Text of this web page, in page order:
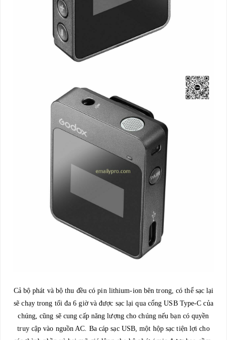
Cả bộ phát và bộ thu đều có pin lithium-ion bên trong, có thể sạc lại
sẽ chạy trong tối đa 6 giờ và được sạc lại qua cổng USB Type-C của
chúng, cũng sẽ cung cấp năng lượng cho chúng nếu bạn có quyền
truy cập vào nguồn AC. Ba cáp sạc USB, một hộp sạc tiện lợi cho